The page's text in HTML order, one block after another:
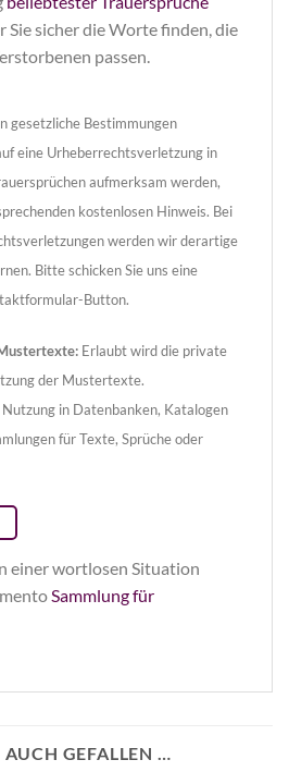
Sie sicher die Worte finden, die
passen.
gesetzliche Bestimmungen
eine Urheberrechtsverletzung in
aufmerksam werden,
kostenlosen Hinweis. Bei
werden wir derartige
Bitte schicken Sie uns eine
Button.
Erlaubt wird die private
der Mustertexte.
in Datenbanken, Katalogen
für Texte, Sprüche oder
einer wortlosen Situation
Sammlung für
GEFALLEN …